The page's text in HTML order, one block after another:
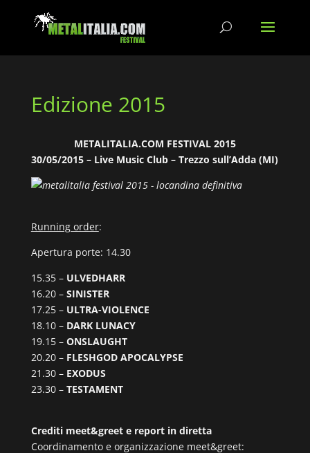
Edizione 2015
METALITALIA.COM FESTIVAL 2015
30/05/2015 – Live Music Club – Trezzo sull’Adda (MI)
Running order:
Apertura porte: 14.30
15.35 – ULVEDHARR
16.20 – SINISTER
17.25 – ULTRA-VIOLENCE
18.10 – DARK LUNACY
19.15 – ONSLAUGHT
20.20 – FLESHGOD APOCALYPSE
21.30 – EXODUS
23.30 – TESTAMENT
Crediti meet&greet e report in diretta
Coordinamento e organizzazione meet&greet: